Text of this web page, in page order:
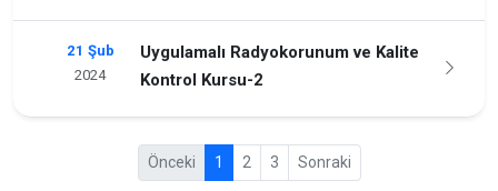
21 Şub
2024
Uygulamalı Radyokorunum ve Kalite
Kontrol Kursu-2
Önceki 1 2 3 Sonraki